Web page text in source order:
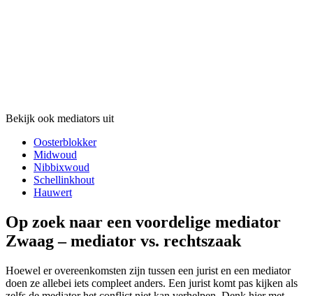
Bekijk ook mediators uit
Oosterblokker
Midwoud
Nibbixwoud
Schellinkhout
Hauwert
Op zoek naar een voordelige mediator
Zwaag – mediator vs. rechtszaak
Hoewel er overeenkomsten zijn tussen een jurist en een mediator
doen ze allebei iets compleet anders. Een jurist komt pas kijken als